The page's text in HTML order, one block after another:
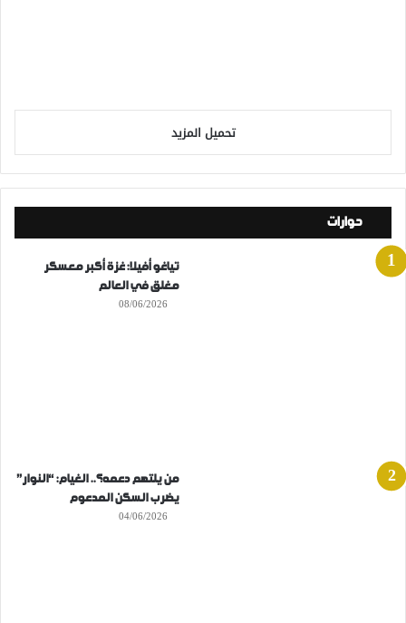
تحميل المزيد
حوارات
تياغو أفيلا: غزة أكبر معسكر
مغلق في العالم
08/06/2026
من يلتهم دعمه؟.. الغيام: “النوار”
يضرب السكن المدعوم
04/06/2026